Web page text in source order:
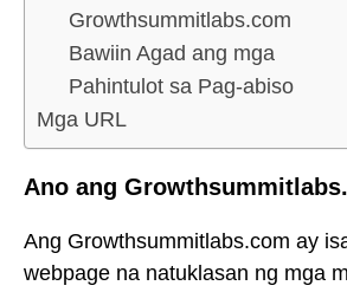
Growthsummitlabs.com
Bawiin Agad ang mga
Pahintulot sa Pag-abiso
Mga URL
Ano ang
Ang Growthsummitlabs.com ay
webpage na natuklasan ng mga